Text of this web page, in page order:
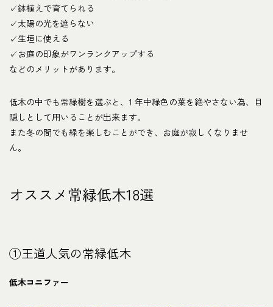
✓鉢植えで育てられる
✓太陽の光を遮らない
✓生垣に使える
✓お庭の印象がワンランクアップする
などのメリットがあります。
低木の中でも常緑樹を選ぶと、1 年中緑色の葉を絶やさない為、目
隠しとして用いることが出来ます。
また冬の間でも緑を楽しむことができ、お庭が寂しくなりませ
ん。
オススメ常緑低木18選
①王道人気の常緑低木
低木コニファー